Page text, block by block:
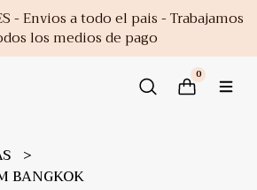
- Envios a todo el pais - Trabajamos
los medios de pago
0
BANGKOK